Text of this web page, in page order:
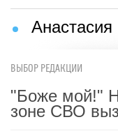
ВЫБОР РЕДАКЦИИ
"Боже мой!"
зоне СВО